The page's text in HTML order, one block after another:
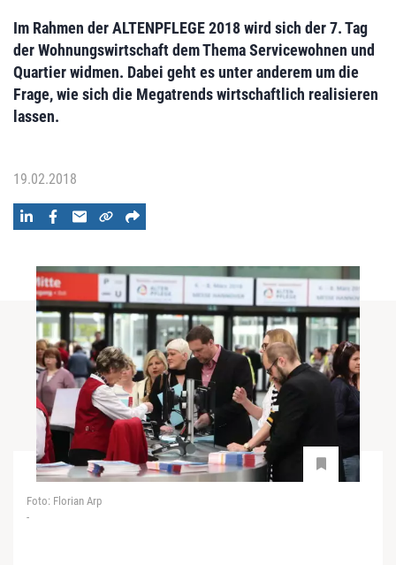
Im Rahmen der ALTENPFLEGE 2018 wird sich der 7. Tag
der Wohnungswirtschaft dem Thema Servicewohnen und
Quartier widmen. Dabei geht es unter anderem um die
Frage, wie sich die Megatrends wirtschaftlich realisieren
lassen.
19.02.2018
Foto: Florian Arp
-